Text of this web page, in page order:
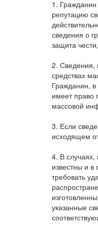
1. Гражданин
репутацию
сведения о
защита
2. Сведения,
средствах
Гражданин,
имеет право
массовой
3. Если
исходящем
4. В случаях,
известны и
требовать
указанные